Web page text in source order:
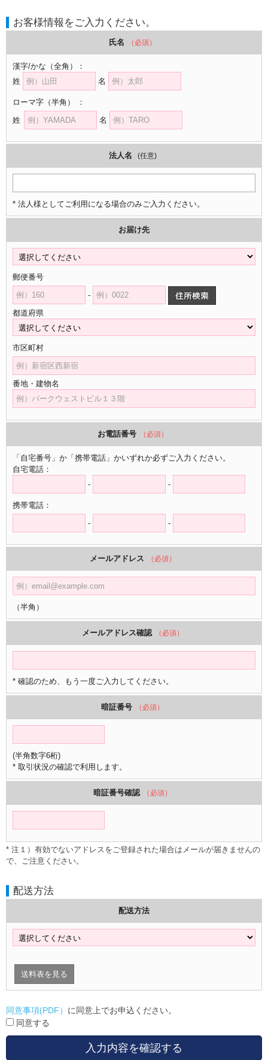
お客様情報をご入力ください。
氏名 （必須）
漢字/かな （全角）
：
姓
名
ローマ字 （半角）
：
姓
名
法人名 (任意)
* 法人様としてご利用になる場合のみご入力ください。
お届け先
郵便番号
-
都道府県
市区町村
番地・建物名
お電話番号 （必須）
「自宅番号」か「携帯電話」かいずれか必ずご入力ください。
自宅電話：
-
-
携帯電話：
-
-
メールアドレス （必須）
（半角）
メールアドレス確認 （必須）
* 確認のため、もう一度ご入力してください。
暗証番号 （必須）
(半角数字6桁)
* 取引状況の確認で利用します。
暗証番号確認 （必須）
* 注１）有効でないアドレスをご登録された場合はメールが届きませんの
で、ご注意ください。
配送方法
配送方法
送料表を見る
同意事項(PDF） に同意上でお申込ください。
同意する
入力内容を確認する